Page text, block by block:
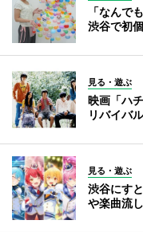
「なんで
渋谷で初
見る・遊ぶ
映画「ハ
リバイバ
見る・遊ぶ
渋谷にす
や楽曲流